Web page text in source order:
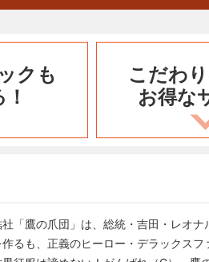
クも
こだわ
お得な
「鷹の爪団」は、総統・吉田・レオ
るも、正義のヒーロー・デラックス